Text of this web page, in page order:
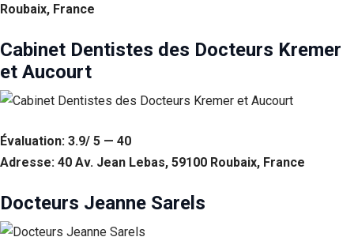
Roubaix, France
Cabinet Dentistes des Docteurs Kremer
et Aucourt
Évaluation: 3.9/ 5 — 40
Adresse: 40 Av. Jean Lebas, 59100 Roubaix, France
Docteurs Jeanne Sarels